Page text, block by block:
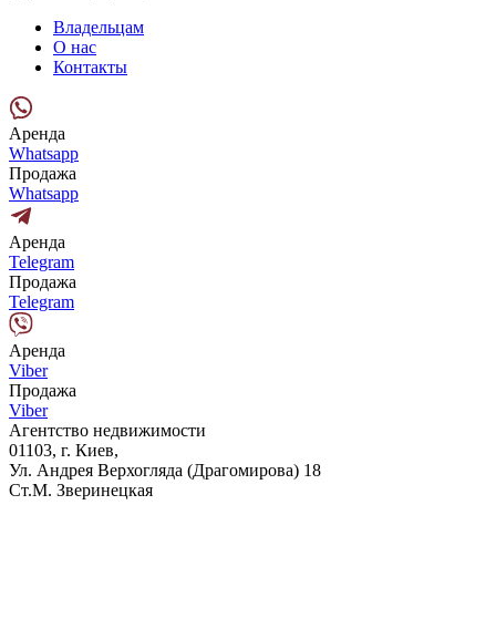
Владельцам
О нас
Контакты
Аренда
Whatsapp
Продажа
Whatsapp
Аренда
Telegram
Продажа
Telegram
Аренда
Viber
Продажа
Viber
Агентство недвижимости
01103, г. Киев,
Ул. Андрея Верхогляда (Драгомирова) 18
Ст.М. Зверинецкая